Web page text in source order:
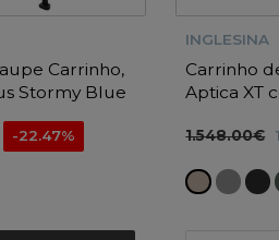
Carrinho,
Stormy Blue
-22.47%
INGLESINA
Carrinho
Aptica XT
1.548.00€